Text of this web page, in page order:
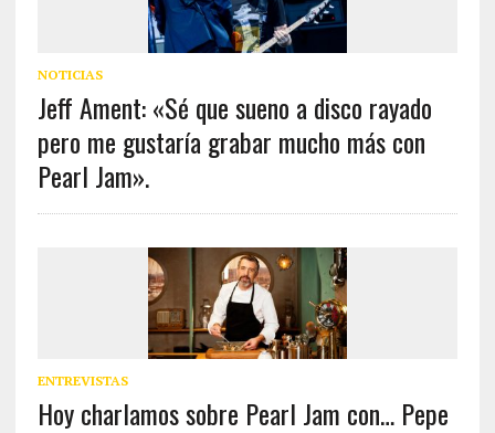
NOTICIAS
Jeff Ament: «Sé que sueno a disco rayado
pero me gustaría grabar mucho más con
Pearl Jam».
ENTREVISTAS
Hoy charlamos sobre Pearl Jam con… Pepe